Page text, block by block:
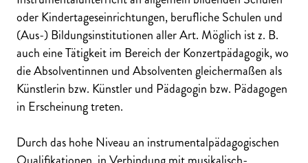
oder Kindertageseinrichtungen, berufliche Schulen und
(Aus-) Bildungsinstitutionen aller Art. Möglich ist z. B.
auch eine Tätigkeit im Bereich der Konzertpädagogik, wo
die Absolventinnen und Absolventen gleichermaßen als
Künstlerin bzw. Künstler und Pädagogin bzw. Pädagogen
in Erscheinung treten.
Durch das hohe Niveau an instrumentalpädagogischen